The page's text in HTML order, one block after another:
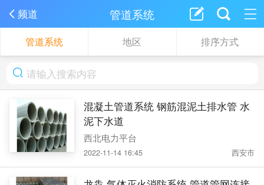
频道 管道系统
管道系统 地区 排序方式
混凝土管道系统 钢筋混泥土排水管 水
泥下水道
西北电力平台
2022-11-14 16:45 西安市